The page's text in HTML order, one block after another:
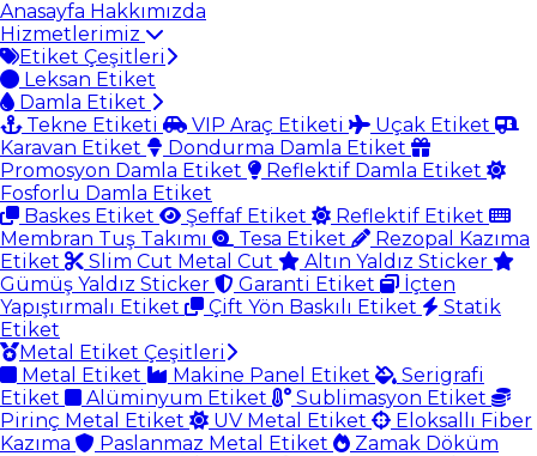
Anasayfa Hakkımızda
Hizmetlerimiz
Etiket Çeşitleri
Leksan Etiket
Damla Etiket
Tekne Etiketi
VIP Araç Etiketi
Uçak Etiket
Karavan Etiket
Dondurma Damla Etiket
Promosyon Damla Etiket
Reflektif Damla Etiket
Fosforlu Damla Etiket
Baskes Etiket
Şeffaf Etiket
Reflektif Etiket
Membran Tuş Takımı
Tesa Etiket
Rezopal Kazıma
Etiket
Slim Cut Metal Cut
Altın Yaldız Sticker
Gümüş Yaldız Sticker
Garanti Etiket
İçten
Yapıştırmalı Etiket
Çift Yön Baskılı Etiket
Statik
Etiket
Metal Etiket Çeşitleri
Metal Etiket
Makine Panel Etiket
Serigrafi
Etiket
Alüminyum Etiket
Sublimasyon Etiket
Pirinç Metal Etiket
UV Metal Etiket
Eloksallı Fiber
Kazıma
Paslanmaz Metal Etiket
Zamak Döküm